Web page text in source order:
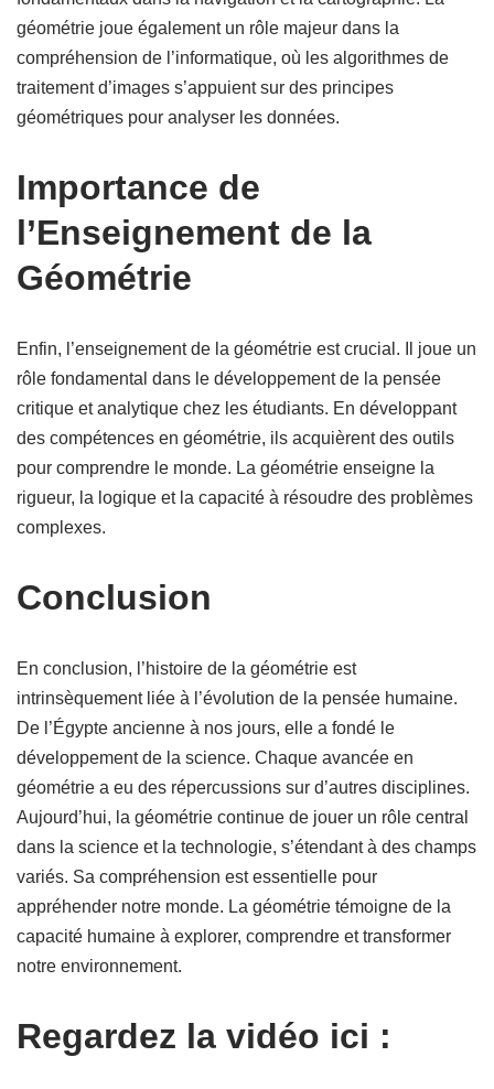
géométrie joue également un rôle majeur dans la
compréhension de l’informatique, où les algorithmes de
traitement d’images s’appuient sur des principes
géométriques pour analyser les données.
Importance de
l’Enseignement de la
Géométrie
Enfin, l’enseignement de la géométrie est crucial. Il joue un
rôle fondamental dans le développement de la pensée
critique et analytique chez les étudiants. En développant
des compétences en géométrie, ils acquièrent des outils
pour comprendre le monde. La géométrie enseigne la
rigueur, la logique et la capacité à résoudre des problèmes
complexes.
Conclusion
En conclusion, l’histoire de la géométrie est
intrinsèquement liée à l’évolution de la pensée humaine.
De l’Égypte ancienne à nos jours, elle a fondé le
développement de la science. Chaque avancée en
géométrie a eu des répercussions sur d’autres disciplines.
Aujourd’hui, la géométrie continue de jouer un rôle central
dans la science et la technologie, s’étendant à des champs
variés. Sa compréhension est essentielle pour
appréhender notre monde. La géométrie témoigne de la
capacité humaine à explorer, comprendre et transformer
notre environnement.
Regardez la vidéo ici :